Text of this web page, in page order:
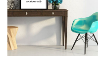
można
wybrać
na
stronie
produktu